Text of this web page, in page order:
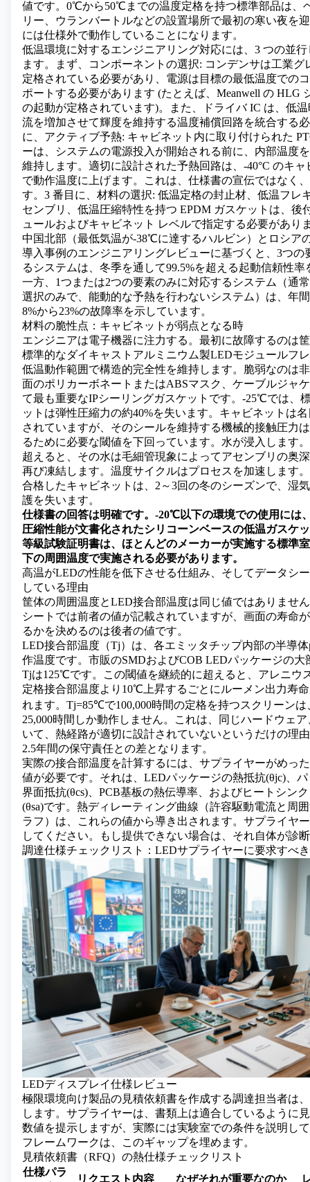
値です。0℃から50℃までの温度定格を持つ標準部品は、
リー、ウランバートルなどの設置場所で最初の寒い夜を
には仕様外で動作していることになります。
低温環境に対するエンジニアリング対応には、3 つの並
ます。まず、コンポーネントの選択: コンデンサは工業グ
定格されている必要があり、電源は目標の最低温度での
ポートする必要があります (たとえば、Meanwell の HLG
の起動が定格されています)。また、ドライバ IC は、低
流を増加させて輝度を維持する温度補償回路を統合する
に、アクティブ予熱: キャビネット内に取り付けられた
ーは、システムの電源投入が開始される前に、内部温度
維持します。適切に設計された予熱回路は、-40°C のキャ
で動作温度に上げます。これは、仕様書の宣伝ではなく
す。3 番目に、材料の選択: 低温定格の封止材、低温フレ
センブリ、低温圧縮特性を持つ EPDM ガスケットは、後
ュールおよびキャビネット レベルで指定する必要があり
中国北部（最低気温が-38℃に達するハルビン）とロシア
導入事例のエンジニアリングレビューに基づくと、3つの
るシステムは、冬季を通して99.5%を超える起動信頼性
一方、1つまたは2つの要素のみに対応するシステム（通
選択のみで、能動的な予熱を行わないシステム）は、年
8%から23%の故障率を示しています。
材料の脆性点：キャビネットが弱点となる時
エンジニアは電子機器に注力する。最初に故障するのは
標準的なダイキャストアルミニウム製LEDモジュールフ
低温動作範囲で構造的完全性を維持します。脆弱なのは
面のポリカーボネートまたはABSマスク、ケーブルジャ
て最も重要なIPシーリングガスケットです。-25℃では、
ットは弾性圧縮力の約40%を失います。キャビネットは
されていますが、そのシールを維持する機械的接触圧力
るために必要な閾値を下回っています。水が浸入します
超えると、その水は毛細管現象によってアセンブリの奥
再び凍結します。温度サイクルはプロセスを加速します
合格したキャビネットは、2～3回の冬のシーズンで、湿
護を失います。
仕様書の回答は明確です。-20℃以下の環境での使用には
圧縮性能が文書化されたシリコーンベースの低温ガスケ
等級試験証明書は、ほとんどのメーカーが実施する標準
下の周囲温度で実施される必要があります。
高温がLEDの性能を低下させる仕組み、そしてデータシ
している理由
筐体の周囲温度とLED接合部温度は同じ値ではありませ
シートでは前者の値が記載されていますが、画面の寿命
るかを決めるのは後者の値です。
LED接合部温度（Tj）は、各エミッタチップ内部の半導
作温度です。市販のSMDおよびCOB LEDパッケージの大
Tjは125℃です。この閾値を継続的に超えると、アレニウ
定格接合部温度より10℃上昇するごとにルーメン出力寿
れます。Tj=85℃で100,000時間の定格を持つスクリーン
25,000時間しか動作しません。これは、同じハードウェ
いて、熱経路が適切に設計されていないというだけの理
2.5年間の保守責任との差となります。
実際の接合部温度を計算するには、サプライヤーがめっ
値が必要です。それは、LEDパッケージの熱抵抗(θjc)、
界面抵抗(θcs)、PCB基板の熱伝導率、およびヒートシン
(θsa)です。熱ディレーティング曲線（許容駆動電流と周
ラフ）は、これらの値から導き出されます。サプライヤ
してください。もし提供できない場合は、それ自体が診
調達仕様チェックリスト：LEDサプライヤーに要求すべ
LEDディスプレイ仕様レビュー
極限環境向け製品の見積依頼書を作成する調達担当者は
します。サプライヤーは、書類上は適合しているように
数値を提示しますが、実際には実験室での条件を説明し
フレームワークは、このギャップを埋めます。
見積依頼書（RFQ）の熱仕様チェックリスト
仕様パラ
リクエスト内容 なぜそれが重要なのか